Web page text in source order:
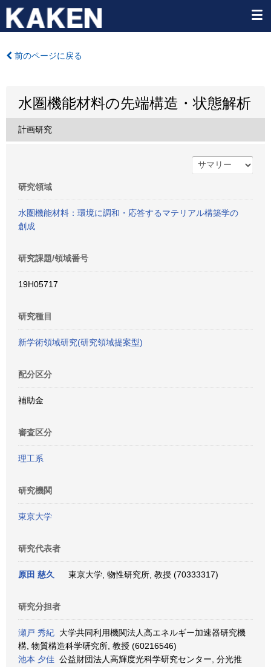
前のページに戻る
水圏機能材料の先端構造・状態解析
計画研究
研究領域
水圏機能材料：環境に調和・応答するマテリアル構築学の
創成
研究課題/領域番号
19H05717
研究種目
新学術領域研究(研究領域提案型)
配分区分
補助金
審査区分
理工系
研究機関
東京大学
研究代表者
原田 慈久 東京大学, 物性研究所, 教授 (70333317)
研究分担者
瀬戸 秀紀 大学共同利用機関法人高エネルギー加速器研究機
構, 物質構造科学研究所, 教授 (60216546)
池本 夕佳 公益財団法人高輝度光科学研究センター, 分光推